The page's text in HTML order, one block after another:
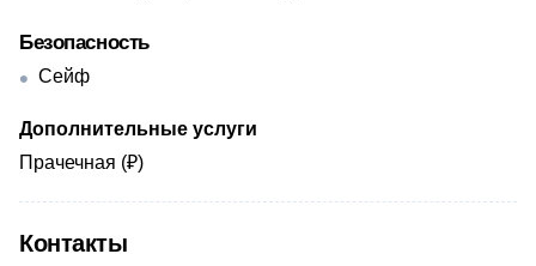
Безопасность
Сейф
Дополнительные услуги
Прачечная (₽)
Контакты